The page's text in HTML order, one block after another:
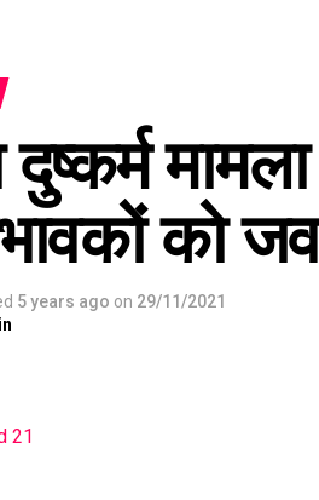
दुष्कर्म
को
5 years ago on 29/11/2021